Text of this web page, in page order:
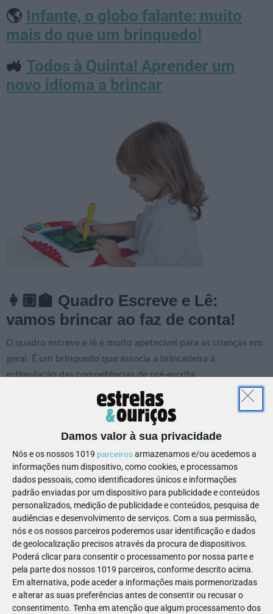
Damos valor à sua privacidade
Nós e os nossos 1019 parceirosarmazenamos e/ou acedemos a
informações num dispositivo, como cookies, e processamos
dados pessoais, como identificadores únicos e informações
padrão enviadas por um dispositivo para publicidade e conteúdos
personalizados, medição de publicidade e conteúdos, pesquisa de
audiências e desenvolvimento de serviços. Com a sua permissão,
nós e os nossos parceiros poderemos usar identificação e dados
de geolocalização precisos através da procura de dispositivos.
Poderá clicar para consentir o processamento por nossa parte e
pela parte dos nossos 1019 parceiros, conforme descrito acima.
Em alternativa, pode aceder a informações mais pormenorizadas
e alterar as suas preferências antes de consentir ou recusar o
consentimento. Tenha em atenção que algum processamento dos
🌎 Infante, o globo falante: muito
mais do que um brinquedo!
🚜 Todos à Quinta! Aprender um
novo idioma a brincar
👩🏽‍🏫 Quadro Escreve e Lê:
vamos brincar ao faz de conta!
O quadro escreve e lê é muito apetecível para as crianças em
geral. É um brinquedo que associa a brincadeira à
estimulação das competências de pré-escrita.
PUB
Destaca-se ainda por ser um estímulo ao desenvolvimento da
motricidade fina e da criatividade da criança entre os 2 e os 6
anos.
Na idade pré-escolar, em que a criança ganha maior
consciência de si e dos outros, este brinquedo favorece esse
autoconhecimento.
“Uau! Olha o que fizeste! Conseguiste!”
Neste âmbito, o adulto tem o papel fundamental de se
maravilhar juntamente com a criança, promovendo assim a